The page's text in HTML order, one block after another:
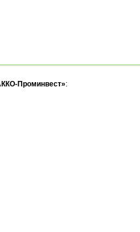
Проминвест»: